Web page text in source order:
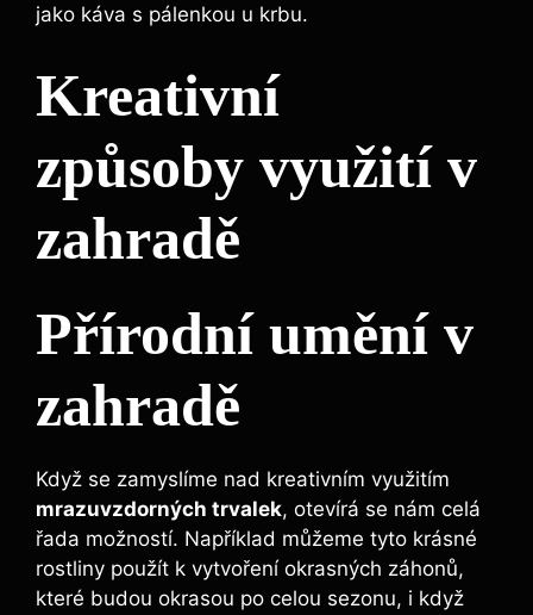
jako káva s pálenkou u krbu.
Kreativní
způsoby využití v
zahradě
Přírodní umění v
zahradě
Když se zamyslíme nad kreativním využitím
mrazuvzdorných trvalek, otevírá se nám celá
řada možností. Například můžeme tyto krásné
rostliny použít k vytvoření okrasných záhonů,
které budou okrasou po celou sezonu, i když